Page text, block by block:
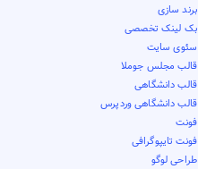
برند سازی
بک لینک تخصصی
سئوی سایت
قالب مجلس جوملا
قالب دانشگاهی
قالب دانشگاهی وردپرس
فونت
فونت تایپوگرافی
طراحی لوگو